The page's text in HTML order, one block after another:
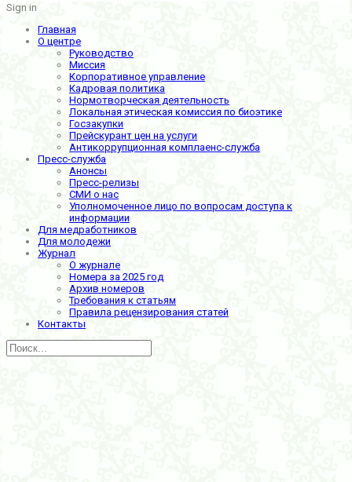
Sign in
Главная
О центре
Руководство
Миссия
Корпоративное управление
Кадровая политика
Нормотворческая деятельность
Локальная этическая комиссия по биоэтике
Госзакупки
Прейскурант цен на услуги
Антикоррупционная комплаенс-служба
Пресс-служба
Анонсы
Пресс-релизы
СМИ о нас
Уполномоченное лицо по вопросам доступа к
информации
Для медработников
Для молодежи
Журнал
О журнале
Номера за 2025 год
Архив номеров
Требования к статьям
Правила рецензирования статей
Контакты